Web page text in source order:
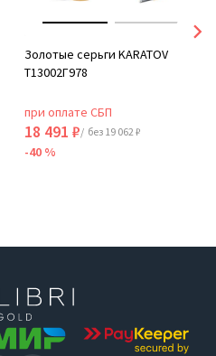
Золотые серьги KARATOV
Т13002Г978
при оплате СБП
18 491 ₽/ без 19 062 ₽
-40 %